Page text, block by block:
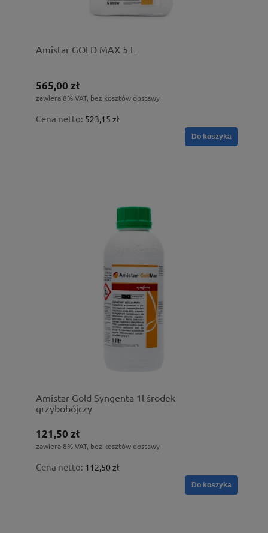
Amistar GOLD MAX 5 L
565,00 zł
zawiera 8% VAT, bez kosztów dostawy
Cena netto: 523,15 zł
Do koszyka
Amistar Gold Syngenta 1l środek
grzybobójczy
121,50 zł
zawiera 8% VAT, bez kosztów dostawy
Cena netto: 112,50 zł
Do koszyka